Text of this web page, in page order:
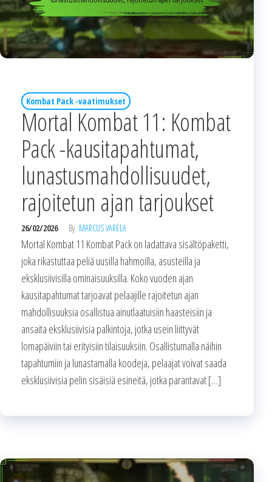
Kombat Pack -vaatimukset
Mortal Kombat 11: Kombat
Pack -kausitapahtumat,
lunastusmahdollisuudet,
rajoitetun ajan tarjoukset
26/02/2026 By MARCUS VARELA
Mortal Kombat 11 Kombat Pack on ladattava sisältöpaketti,
joka rikastuttaa peliä uusilla hahmoilla, asusteilla ja
eksklusiivisilla ominaisuuksilla. Koko vuoden ajan
kausitapahtumat tarjoavat pelaajille rajoitetun ajan
mahdollisuuksia osallistua ainutlaatuisiin haasteisiin ja
ansaita eksklusiivisia palkintoja, jotka usein liittyvät
lomapäiviin tai erityisiin tilaisuuksiin. Osallistumalla näihin
tapahtumiin ja lunastamalla koodeja, pelaajat voivat saada
eksklusiivisia pelin sisäisiä esineitä, jotka parantavat […]